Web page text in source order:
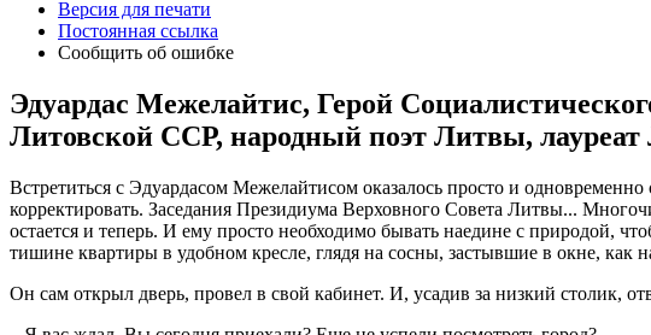
Версия для печати
Постоянная ссылка
Сообщить об ошибке
Эдуардас Межелайтис, Герой
Литовской ССР, народный поэт Литвы,
Встретиться с Эдуардасом Межелайтисом оказалось просто и
корректировать. Заседания Президиума Верховного Совета Литвы...
остается и теперь. И ему просто необходимо бывать наедине с природой,
тишине квартиры в удобном кресле, глядя на сосны, застывшие в окне, как
Он сам открыл дверь, провел в свой кабинет. И, усадив за низкий столик,